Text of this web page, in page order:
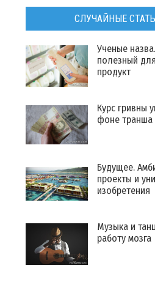
СЛУЧАЙНЫЕ
Ученые
полезный
продукт
Курс гривны
фоне
Будущее.
проекты и
изобретения
Музыка и
работу мозга